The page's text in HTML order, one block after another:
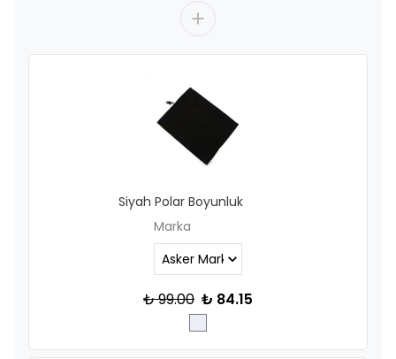
Siyah Polar Boyunluk
Marka
₺ 99.00 ₺ 84.15